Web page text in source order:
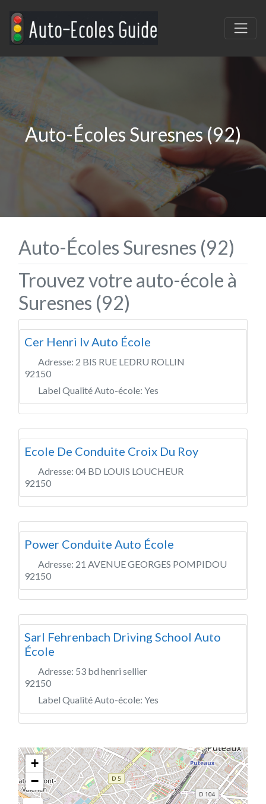
Auto-Écoles Suresnes (92)
Auto-Écoles Suresnes (92)
Trouvez votre auto-école à
Suresnes (92)
Cer Henri Iv Auto École
Adresse: 2 BIS RUE LEDRU ROLLIN
92150
Label Qualité Auto-école: Yes
Ecole De Conduite Croix Du Roy
Adresse: 04 BD LOUIS LOUCHEUR
92150
Power Conduite Auto École
Adresse: 21 AVENUE GEORGES POMPIDOU
92150
Sarl Fehrenbach Driving School Auto
École
Adresse: 53 bd henri sellier
92150
Label Qualité Auto-école: Yes
+
−